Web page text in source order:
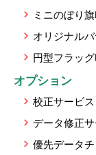
ミニのぼり
オリジナル
円型フラッ
オプション
校正サービス
データ修正
優先データ